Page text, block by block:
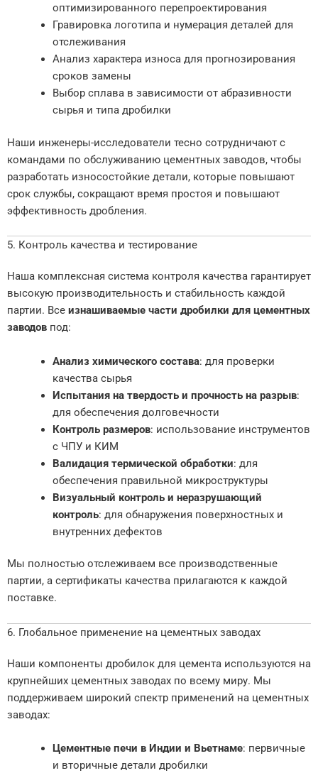
оптимизированного перепроектирования
Гравировка логотипа и нумерация деталей для
отслеживания
Анализ характера износа для прогнозирования
сроков замены
Выбор сплава в зависимости от абразивности
сырья и типа дробилки
Наши инженеры-исследователи тесно сотрудничают с
командами по обслуживанию цементных заводов, чтобы
разработать износостойкие детали, которые повышают
срок службы, сокращают время простоя и повышают
эффективность дробления.
5. Контроль качества и тестирование
Наша комплексная система контроля качества гарантирует
высокую производительность и стабильность каждой
партии. Все изнашиваемые части дробилки для цементных
заводов под:
Анализ химического состава: для проверки
качества сырья
Испытания на твердость и прочность на разрыв:
для обеспечения долговечности
Контроль размеров: использование инструментов
с ЧПУ и КИМ
Валидация термической обработки: для
обеспечения правильной микроструктуры
Визуальный контроль и неразрушающий
контроль: для обнаружения поверхностных и
внутренних дефектов
Мы полностью отслеживаем все производственные
партии, а сертификаты качества прилагаются к каждой
поставке.
6. Глобальное применение на цементных заводах
Наши компоненты дробилок для цемента используются на
крупнейших цементных заводах по всему миру. Мы
поддерживаем широкий спектр применений на цементных
заводах:
Цементные печи в Индии и Вьетнаме: первичные
и вторичные детали дробилки